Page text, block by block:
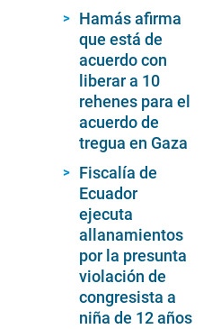
Hamás afirma
que está de
acuerdo con
liberar a 10
rehenes para el
acuerdo de
tregua en Gaza
Fiscalía de
Ecuador
ejecuta
allanamientos
por la presunta
violación de
congresista a
niña de 12 años